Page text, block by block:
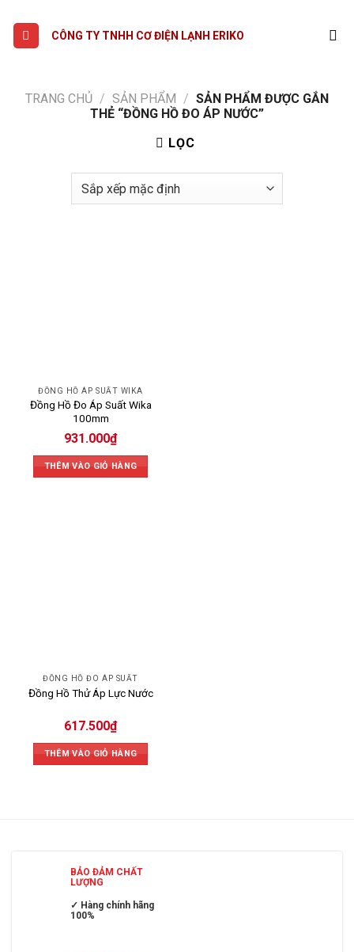
content
CÔNG TY TNHH CƠ ĐIỆN LẠNH ERIKO
TRANG CHỦ / SẢN PHẨM / SẢN PHẨM ĐƯỢC GẮN
THẺ “ĐỒNG HỒ ĐO ÁP NƯỚC”
LỌC
ĐỒNG HỒ ÁP SUẤT WIKA
Đồng Hồ Đo Áp Suất Wika
100mm
931.000₫
THÊM VÀO GIỎ HÀNG
ĐỒNG HỒ ĐO ÁP SUẤT
Đồng Hồ Thử Áp Lực Nước
617.500₫
THÊM VÀO GIỎ HÀNG
BẢO ĐẢM CHẤT
LƯỢNG
✓ Hàng chính hãng
100%